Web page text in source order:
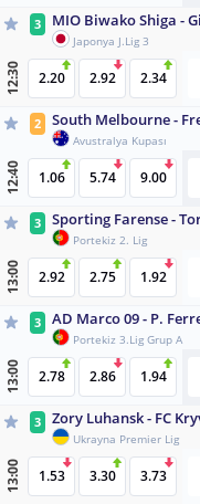
3 MIO Biwako Shiga -
Japonya J.Lig 3
12:30 2.20 2.92 2.34
2 South Melbourne -
Avustralya Kupası
12:40 1.06 5.74 9.00
3 Sporting Farense -
Portekiz 2. Lig
13:00 2.92 2.75 1.92
3 AD Marco 09 - P.
Portekiz 3.Lig Grup A
13:00 2.78 2.86 1.94
3 Zory Luhansk - FC
Ukrayna Premier Lig
13:00 1.53 3.30 3.73